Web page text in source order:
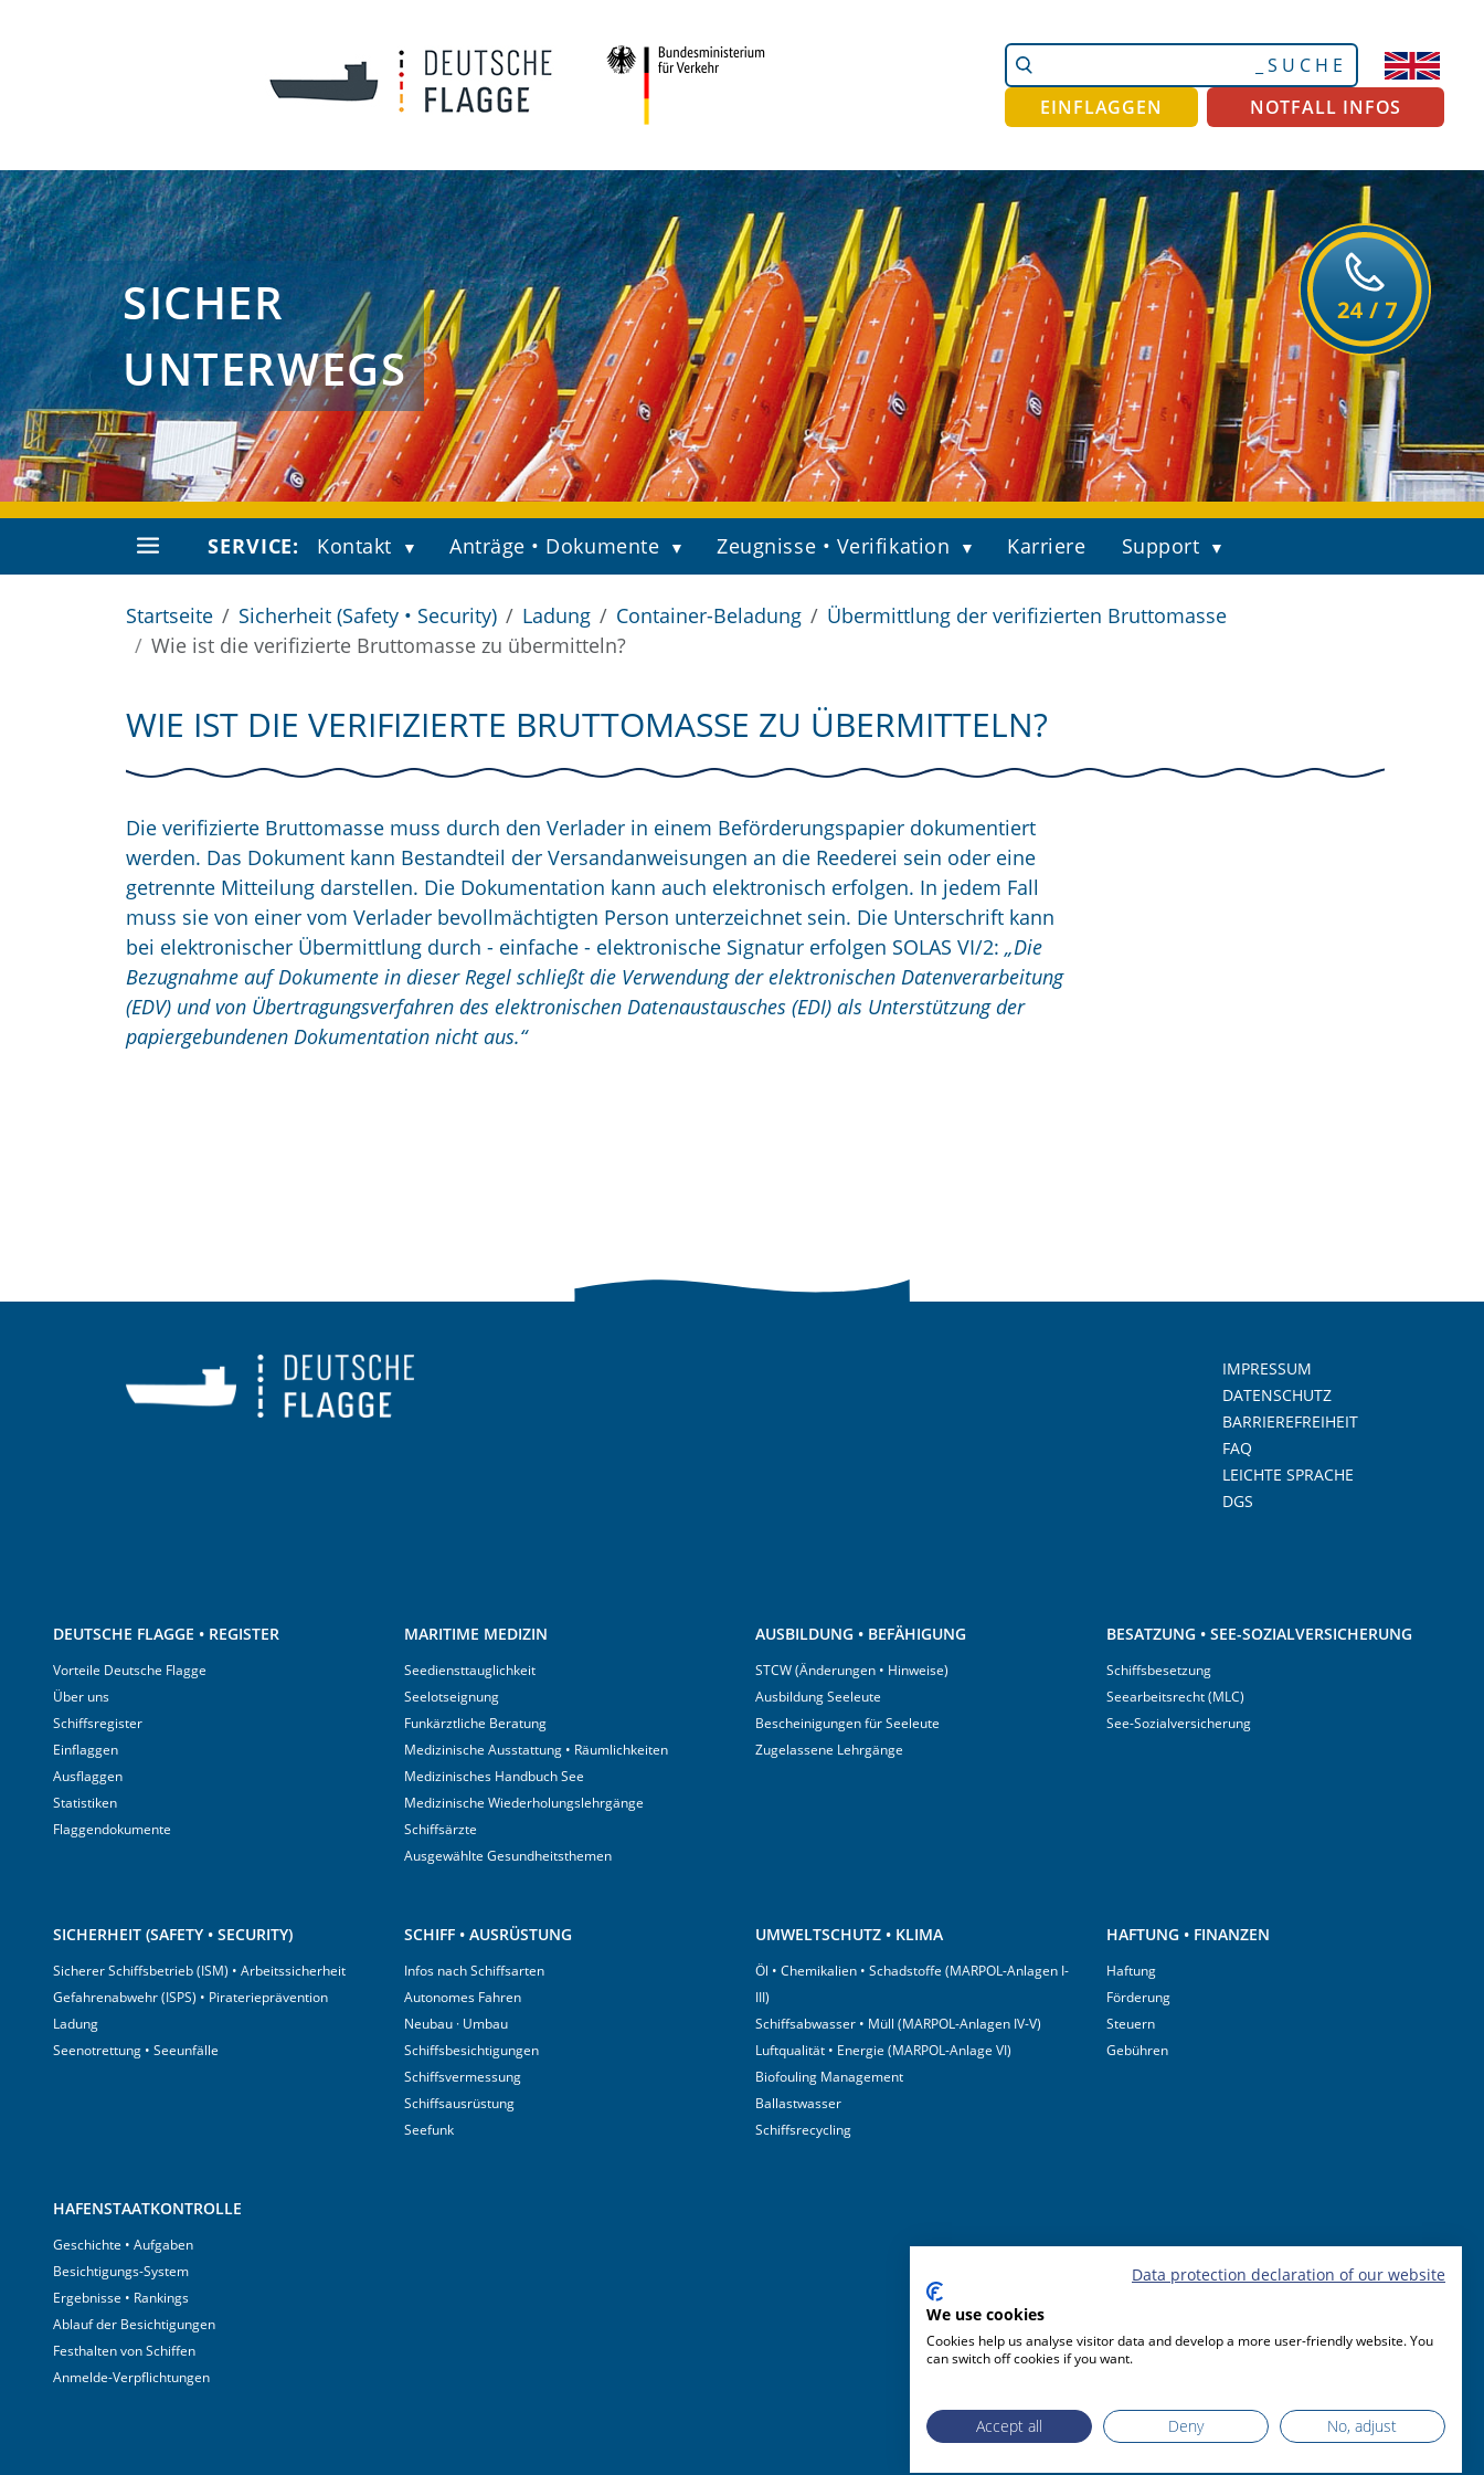
Website
durchsuchen
Erweiterte
Suche…
EINFLAGGEN
NOTFALL INFOS
SICHER
UNTERWEGS
SERVICE: Kontakt Anträge • Dokumente Zeugnisse • Verifikation Karriere Support
Startseite Sicherheit (Safety • Security) Ladung Container-Beladung
Übermittlung der verifizierten Bruttomasse
Wie ist die verifizierte Bruttomasse zu übermitteln?
WIE IST DIE VERIFIZIERTE BRUTTOMASSE ZU ÜBERMITTELN?
Die verifizierte Bruttomasse muss durch den Verlader in einem Beförderungspapier dokumentiert
werden. Das Dokument kann Bestandteil der Versandanweisungen an die Reederei sein oder eine
getrennte Mitteilung darstellen. Die Dokumentation kann auch elektronisch erfolgen. In jedem Fall
muss sie von einer vom Verlader bevollmächtigten Person unterzeichnet sein. Die Unterschrift kann
bei elektronischer Übermittlung durch - einfache - elektronische Signatur erfolgen SOLAS VI/2: „Die
Bezugnahme auf Dokumente in dieser Regel schließt die Verwendung der elektronischen Datenverarbeitung
(EDV) und von Übertragungsverfahren des elektronischen Datenaustausches (EDI) als Unterstützung der
papiergebundenen Dokumentation nicht aus.“
IMPRESSUM
DATENSCHUTZ
BARRIEREFREIHEIT
FAQ
LEICHTE SPRACHE
DGS
DEUTSCHE FLAGGE • REGISTER
Vorteile Deutsche Flagge
Über uns
Schiffsregister
Einflaggen
Ausflaggen
Statistiken
Flaggendokumente
MARITIME MEDIZIN
Seediensttauglichkeit
Seelotseignung
Funkärztliche Beratung
Medizinische Ausstattung • Räumlichkeiten
Medizinisches Handbuch See
Medizinische Wiederholungslehrgänge
Schiffsärzte
Ausgewählte Gesundheitsthemen
AUSBILDUNG • BEFÄHIGUNG
STCW (Änderungen • Hinweise)
Ausbildung Seeleute
Bescheinigungen für Seeleute
Zugelassene Lehrgänge
BESATZUNG • SEE-SOZIALVERSICHERUNG
Schiffsbesetzung
Seearbeitsrecht (MLC)
See-Sozialversicherung
SICHERHEIT (SAFETY • SECURITY)
Sicherer Schiffsbetrieb (ISM) • Arbeitssicherheit
Gefahrenabwehr (ISPS) • Piraterieprävention
Ladung
Seenotrettung • Seeunfälle
SCHIFF • AUSRÜSTUNG
Infos nach Schiffsarten
Autonomes Fahren
Neubau · Umbau
Schiffsbesichtigungen
Schiffsvermessung
Schiffsausrüstung
Seefunk
UMWELTSCHUTZ • KLIMA
Öl • Chemikalien • Schadstoffe (MARPOL-Anlagen I-
III)
Schiffsabwasser • Müll (MARPOL-Anlagen IV-V)
Luftqualität • Energie (MARPOL-Anlage VI)
Biofouling Management
Ballastwasser
Schiffsrecycling
HAFTUNG • FINANZEN
Haftung
Förderung
Steuern
Gebühren
HAFENSTAATKONTROLLE
Geschichte • Aufgaben
Besichtigungs-System
Ergebnisse • Rankings
Ablauf der Besichtigungen
Festhalten von Schiffen
Anmelde-Verpflichtungen
Data protection declaration of our website
We use cookies
Cookies help us analyse visitor data and develop a more user-friendly website. You
can switch off cookies if you want.
Accept all Deny No, adjust